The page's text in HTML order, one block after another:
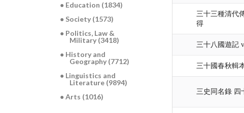
● Education (1834)
● Society (1573)
● Politics, Law &
Military (3418)
● History and
Geography (7712)
● Linguistics and
Literature (9894)
● Arts (1016)
三十三種清代
得
三十八國遊記
三十國春秋輯
三史同名錄 四